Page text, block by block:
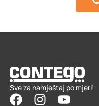
Sve za namještaj po mjeri!